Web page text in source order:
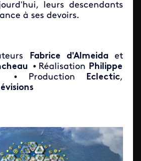
leurs descendants
à ses devoirs.
Fabrice d'Almeidaet
• Réalisation Philippe
• Production Eclectic,